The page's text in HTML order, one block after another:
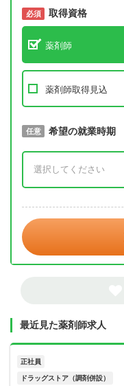
必須 取得資格
薬剤師
薬剤師取得見込
必須 取得予定年
任意 希望の就業時期
最近見た薬剤師求人
正社員
ドラッグストア（調剤併設）